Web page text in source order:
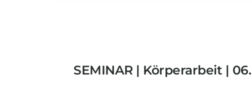
SEMINAR | Körperarbeit |